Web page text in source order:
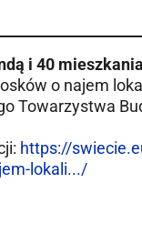
i 40
o najem
Towarzystwa
https://
lokali.../